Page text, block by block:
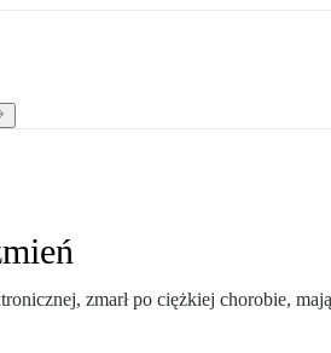
zmarł po ciężkiej chorobie,